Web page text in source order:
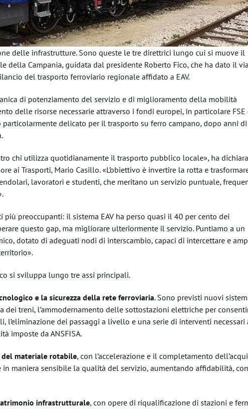
delle infrastrutture. Sono queste le tre direttrici lungo cui si muove il
della Campania, guidata dal presidente Roberto Fico, che ha dato il via
del trasporto ferroviario regionale affidato a EAV.
di potenziamento del servizio e di miglioramento della mobilità
delle risorse necessarie attraverso i fondi europei, in particolare FSE
particolarmente delicato per il trasporto su ferro campano, dopo anni di
chi utilizza quotidianamente il trasporto pubblico locale», ha
ai Trasporti, Mario Casillo. «L’obiettivo è invertire la rotta e
lavoratori e studenti, che meritano un servizio puntuale,
preoccupanti: il sistema EAV ha perso quasi il 40 per cento dei
questo gap, ma migliorare ulteriormente il servizio. Puntiamo a un
dotato di adeguati nodi di interscambio, capaci di intercettare e
si sviluppa lungo tre assi principali.
e la sicurezza della rete ferroviaria. Sono previsti nuovi
treni, l’ammodernamento delle sottostazioni elettriche per
l’eliminazione dei passaggi a livello e una serie di interventi necessari
imposte da ANSFISA.
materiale rotabile, con l’accelerazione e il completamento
in maniera sensibile la qualità del servizio, aumentando affidabilità,
infrastrutturale, con opere di riqualificazione di stazioni e